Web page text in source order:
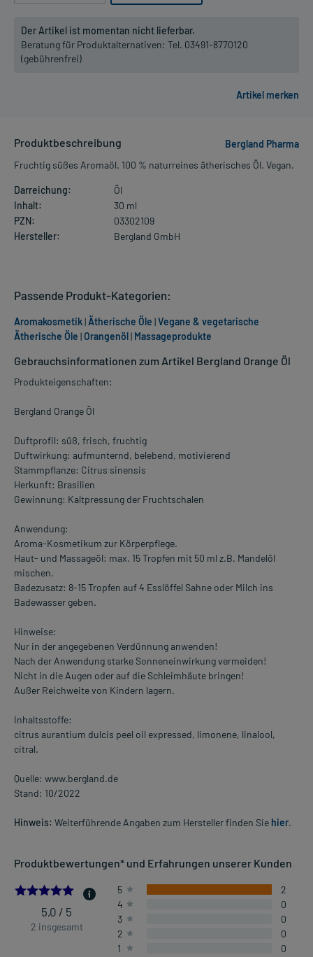
Der Artikel ist momentan nicht lieferbar.
Beratung für Produktalternativen: Tel. 03491-8770120
(gebührenfrei)
Produktbeschreibung
Bergland Pharma
Fruchtig süßes Aromaöl. 100 % naturreines ätherisches Öl. Vegan.
Darreichung:
Öl
Inhalt:
30 ml
PZN:
03302109
Hersteller:
Bergland GmbH
Gebrauchsinformationen zum Artikel Bergland Orange Öl
Produkteigenschaften:
Bergland Orange Öl
Duftprofil: süß, frisch, fruchtig
Duftwirkung: aufmunternd, belebend, motivierend
Stammpflanze: Citrus sinensis
Herkunft: Brasilien
Gewinnung: Kaltpressung der Fruchtschalen
Anwendung:
Aroma-Kosmetikum zur Körperpflege.
Haut- und Massageöl: max. 15 Tropfen mit 50 ml z.B. Mandelöl
mischen.
Badezusatz: 8-15 Tropfen auf 4 Esslöffel Sahne oder Milch ins
Badewasser geben.
Hinweise:
Nur in der angegebenen Verdünnung anwenden!
Nach der Anwendung starke Sonneneinwirkung vermeiden!
Nicht in die Augen oder auf die Schleimhäute bringen!
Außer Reichweite von Kindern lagern.
Inhaltsstoffe:
citrus aurantium dulcis peel oil expressed, limonene, linalool,
citral.
Quelle: www.bergland.de
Stand: 10/2022
Hinweis: Weiterführende Angaben zum Hersteller finden Sie hier.
Produktbewertungen* und Erfahrungen unserer Kunden
5.0
5,0 / 5
2 insgesamt
5
2
4
0
3
0
2
0
1
0
Passende Produkt-Kategorien:
Aromakosmetik|Ätherische Öle |Vegane & vegetarische
Ätherische Öle |Orangenöl| Massageprodukte